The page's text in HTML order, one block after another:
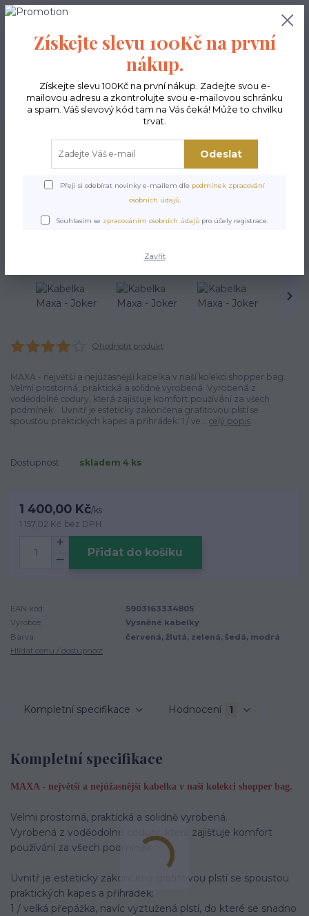
Hledat
0,00 Kč
Kabelka Maxa - Joker
Ohodnotit produkt
MAXA - největší a nejúžasnější kabelka v naší kolekci shopper bag.
Velmi prostorná, praktická a solidně vyrobená. Vyrobená z
voděodolné codury, která zajišťuje komfort používání za všech
podmínek. Uvnitř je esteticky zakončena grafitovou plstí se
spoustou praktických kapes a přihrádek: 1 / ve... celý popis
Dostupnost skladem 4 ks
1 400,00 Kč/ks
1 157,02 Kč bez DPH
Přidat do košíku
EAN kód:
5903163334805
Výrobce:
Vysněné kabelky
Barva:
červená, žlutá, zelená, šedá, modrá
Hlídat cenu / dostupnost
Kompletní specifikace Hodnocení 1
Kompletní specifikace
MAXA - největší a nejúžasnější kabelka v naší kolekci shopper bag.
Velmi prostorná, praktická a solidně vyrobená.
Vyrobená z voděodolné codury, která zajišťuje komfort
používání za všech podmínek.
Uvnitř je esteticky zakončena grafitovou plstí se spoustou
praktických kapes a přihrádek:
1 / velká přepážka, navíc vyztužená plstí, do které se snadno
Získejte slevu 100Kč na první
nákup.
Získejte slevu 100Kč na první nákup. Zadejte svou e-
mailovou adresu a zkontrolujte svou e-mailovou schránku
a spam. Váš slevový kód tam na Vás čeká! Může to chvilku
trvat.
Odeslat
Přeji si odebírat novinky e-mailem dle podmínek zpracování
osobních údajů.
Souhlasím se zpracováním osobních údajů pro účely registrace.
Zavřít